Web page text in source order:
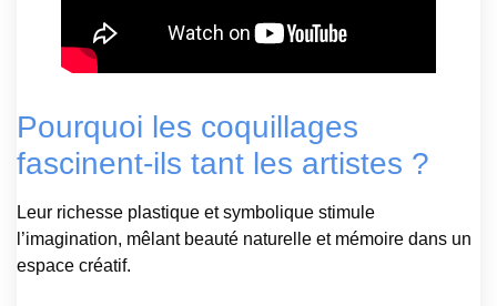
Pourquoi les coquillages
fascinent-ils tant les artistes ?
Leur richesse plastique et symbolique stimule
l’imagination, mêlant beauté naturelle et mémoire dans un
espace créatif.